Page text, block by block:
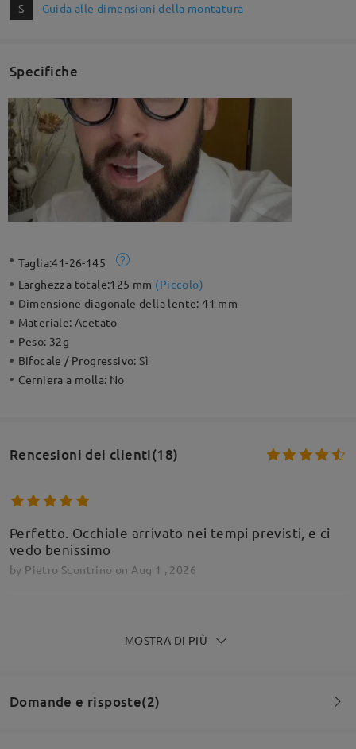
S Guida alle dimensioni della montatura
Specifiche
Taglia:41-26-145
Larghezza totale:125 mm (Piccolo)
Dimensione diagonale della lente:41 mm
Materiale:Acetato
Peso: 32g
Bifocale / Progressivo:Sì
Cerniera a molla: No
Rencesioni dei clienti(18)
Perfetto. Occhiale arrivato nei tempi previsti, e ci
vedo benissimo
by Pietro Scontrino on Aug 1 , 2026
il mio viso ed è molto armoniosa da indossare.
L’acetato è di ottima qualità e dà una sensazione
MOSTRA DI PIÙ
Domande e risposte(2)